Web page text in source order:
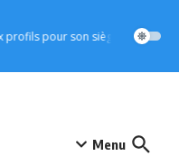
pour son siège à Lomé
Menu